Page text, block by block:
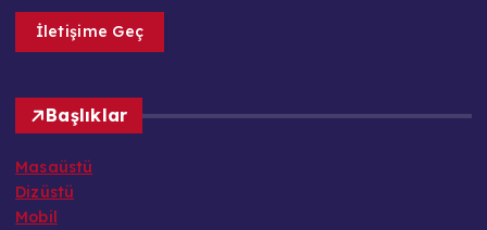
İletişime Geç
Başlıklar
Masaüstü
Dizüstü
Mobil